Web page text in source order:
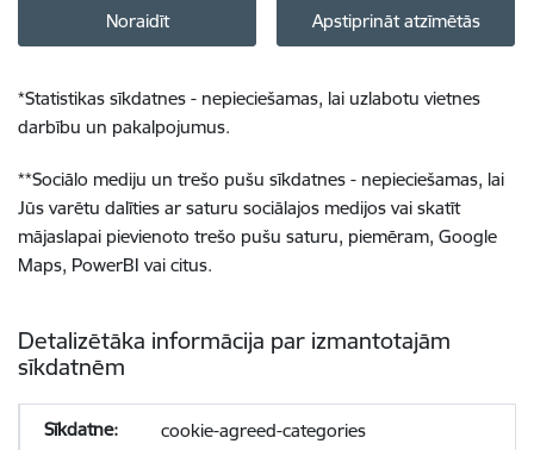
Noraidīt Apstiprināt atzīmētās
*Statistikas sīkdatnes - nepieciešamas, lai uzlabotu vietnes
darbību un pakalpojumus.
**Sociālo mediju un trešo pušu sīkdatnes - nepieciešamas, lai
Jūs varētu dalīties ar saturu sociālajos medijos vai skatīt
mājaslapai pievienoto trešo pušu saturu, piemēram, Google
Maps, PowerBI vai citus.
Detalizētāka informācija par izmantotajām
sīkdatnēm
cookie-agreed-categories